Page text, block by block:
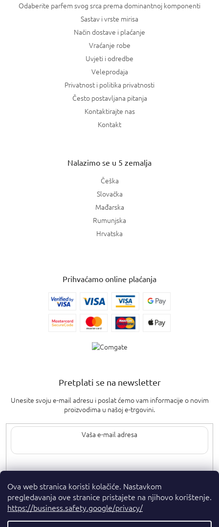
Ova web stranica koristi kolačiće. Nastavkom
pregledavanja ove stranice pristajete na njihovo korištenje.
https://business.safety.google/privacy/
Odaberite parfem svog srca prema dominantnoj komponenti
Sastav i vrste mirisa
Način dostave i plaćanje
Vraćanje robe
Uvjeti i odredbe
Veleprodaja
Privatnost i politika privatnosti
Često postavljana pitanja
Kontaktirajte nas
Kontakt
Nalazimo se u 5 zemalja
Češka
Slovačka
Mađarska
Rumunjska
Hrvatska
Prihvaćamo online plaćanja
Pretplati se na newsletter
Unesite svoju e-mail adresu i poslat ćemo vam informacije o novim
proizvodima u našoj e-trgovini.
Upisom svoje e-pošte pristajete nauvjete privatnosti.